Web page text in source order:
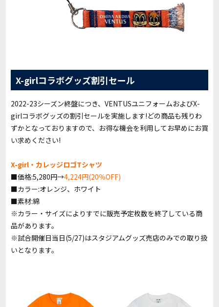
X-girlコラボグッズ割引セール
2022-23シーズン終盤につき、VENTUSユニフォームおよびX-
girlコラボグッズの割引セールを実施します!どの商品も残りわ
ずかとなっておりますので、お得な機会を利用してお早めにお買
い求めください!
X-girl・カレッジロゴTシャツ
■価格:5,280円→4,224円(20％OFF)
■カラー:オレンジ、ホワイト
■素材:綿
※カラー・サイズによりすでに販売予定枚数を終了している商
品があります。
※試合開催日当日(5/27)はスタジアムグッズ売店のみでの取り扱
いとなります。